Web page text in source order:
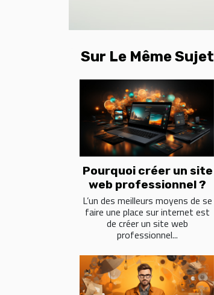
Sur Le Même Sujet
Pourquoi créer un site
web professionnel ?
L’un des meilleurs moyens de se
faire une place sur internet est
de créer un site web
professionnel...